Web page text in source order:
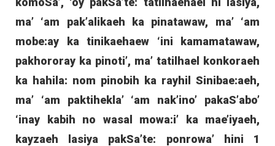
ma’ ‘am pak’alikaeh ka pinatawaw, ma’ ‘am
mobe:ay ka tinikaehaew ‘ini kamamatawaw,
pakhororay ka pinoti’, ma’ tatilhael konkoraeh
ka hahila: nom pinobih ka rayhil Sinibae:aeh,
ma’ ‘am paktihekla’ ‘am nak’ino’ pakaS’abo’
‘inay kabih no wasal mowa:i’ ka mae’iyaeh,
kayzaeh lasiya pakSa’te: ponrowa’ hini 1